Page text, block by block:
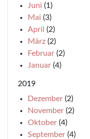
Juni (1)
Mai (3)
April (2)
März (2)
Februar (2)
Januar (4)
2019
Dezember (2)
November (2)
Oktober (4)
September (4)